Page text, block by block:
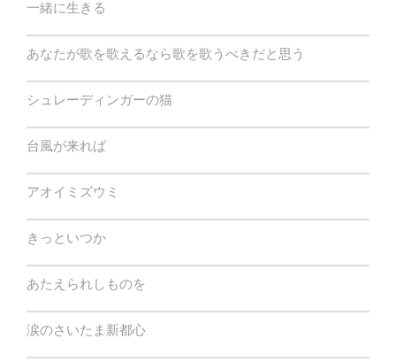
一緒に生きる
あなたが歌を歌えるなら歌を歌うべきだと思う
シュレーディンガーの猫
台風が来れば
アオイミズウミ
きっといつか
あたえられしものを
涙のさいたま新都心